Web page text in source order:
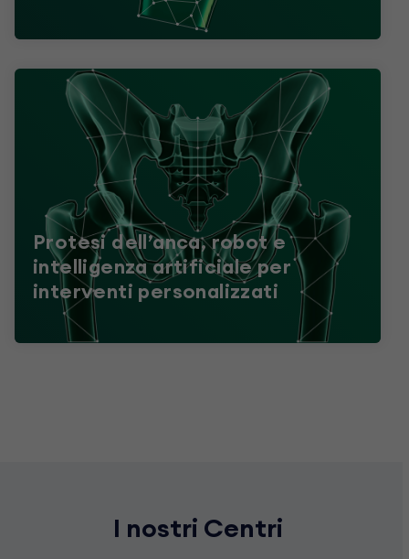
Protesi dell’anca, robot e
intelligenza artificiale per
interventi personalizzati
I nostri Centri